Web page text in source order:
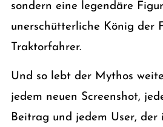
sondern eine legendäre
unerschütterliche König der
Traktorfahrer.
Und so lebt der Mythos
jedem neuen Screenshot,
Beitrag und jedem User, der